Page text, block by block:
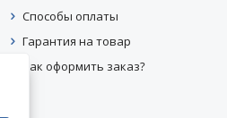
Способы оплаты
Гарантия на товар
Как оформить заказ?